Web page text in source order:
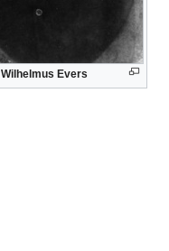
Wilhelmus Evers